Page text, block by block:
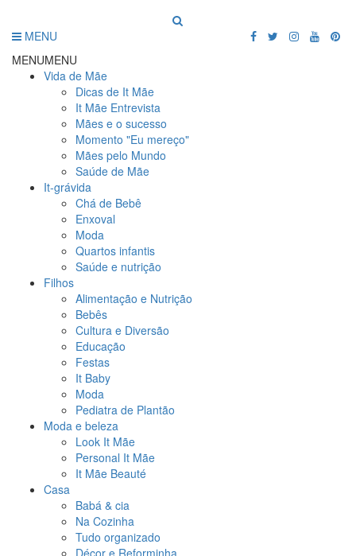
MENU
MENUMENU
Vida de Mãe
Dicas de It Mãe
It Mãe Entrevista
Mães e o sucesso
Momento "Eu mereço"
Mães pelo Mundo
Saúde de Mãe
It-grávida
Chá de Bebê
Enxoval
Moda
Quartos infantis
Saúde e nutrição
Filhos
Alimentação e Nutrição
Bebês
Cultura e Diversão
Educação
Festas
It Baby
Moda
Pediatra de Plantão
Moda e beleza
Look It Mãe
Personal It Mãe
It Mãe Beauté
Casa
Babá & cia
Na Cozinha
Tudo organizado
Décor e Reforminha